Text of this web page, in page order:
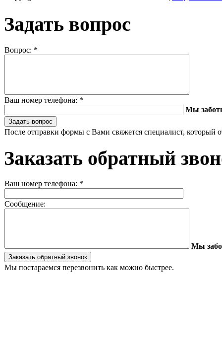
Задать вопрос
Вопрос: *
Ваш номер телефона: *
Мы
После отправки формы с Вами свяжется специалист, который
Заказать обратный
Ваш номер телефона: *
Сообщение:
Мы
Мы постараемся перезвонить как можно быстрее.